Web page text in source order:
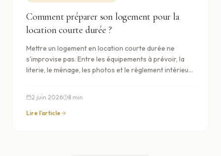
Comment préparer son logement pour la
location courte durée ?
Mettre un logement en location courte durée ne
s'improvise pas. Entre les équipements à prévoir, la
literie, le ménage, les photos et le règlement intérieur,
propriétaires.
2 juin 2026 8 min
Lire l'article